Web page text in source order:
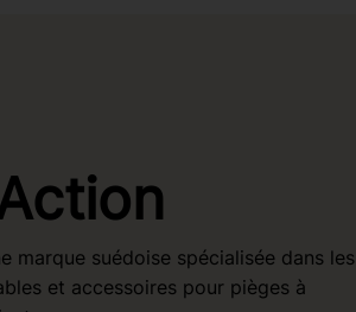
marque suédoise spécialisée dans les
et accessoires pour pièges à